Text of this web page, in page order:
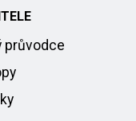
průvodce